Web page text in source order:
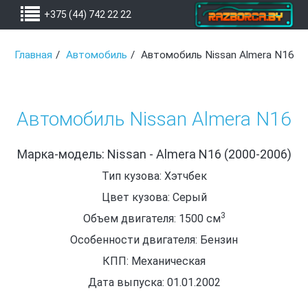
+375 (44) 742 22 22
Главная Автомобиль Автомобиль Nissan Almera N16
Автомобиль Nissan Almera N16
Марка-модель: Nissan - Almera N16 (2000-2006)
Тип кузова: Хэтчбек
Цвет кузова: Серый
Объем двигателя: 1500 см3
Особенности двигателя: Бензин
КПП: Механическая
Дата выпуска: 01.01.2002